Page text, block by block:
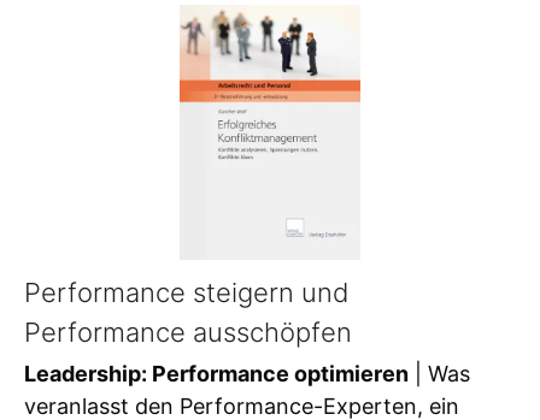
Performance steigern und
Performance ausschöpfen
Leadership: Performance optimieren | Was
veranlasst den Performance-Experten, ein